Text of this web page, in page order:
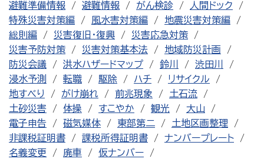
避難準備情報
避難情報 がん検診
人間ドック
特殊災害対策編
風水害対策編
地震災害対策編
総則編
災害復旧・復興
災害応急対策
災害予防対策
災害対策基本法
地域防災計画
防災会議
洪水ハザードマップ 鈴川
渋田川
浸水予測
転職 駆除 ハチ
リサイクル
地すべり
がけ崩れ 前兆現象
土石流
土砂災害
体操 すこやか 観光
大山
電子申告
磁気媒体 東部第二
土地区画整理
非課税証明書
課税所得証明書
ナンバープレート
名義変更
廃車
仮ナンバー